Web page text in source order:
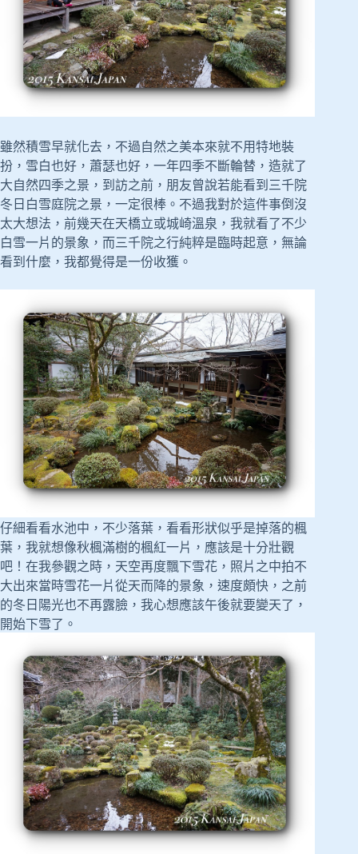
雖然積雪早就化去，不過自然之美本來就不用特地裝
扮，雪白也好，蕭瑟也好，一年四季不斷輪替，造就了
大自然四季之景，到訪之前，朋友曾說若能看到三千院
冬日白雪庭院之景，一定很棒。不過我對於這件事倒沒
太大想法，前幾天在天橋立或城崎溫泉，我就看了不少
白雪一片的景象，而三千院之行純粹是臨時起意，無論
看到什麼，我都覺得是一份收獲。
仔細看看水池中，不少落葉，看看形狀似乎是掉落的楓
葉，我就想像秋楓滿樹的楓紅一片，應該是十分壯觀
吧！在我參觀之時，天空再度飄下雪花，照片之中拍不
大出來當時雪花一片從天而降的景象，速度頗快，之前
的冬日陽光也不再露臉，我心想應該午後就要變天了，
開始下雪了。